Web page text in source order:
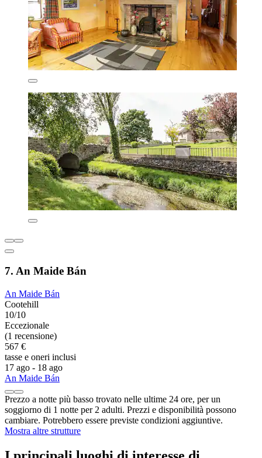
7. An Maide Bán
An Maide Bán
Cootehill
10/10
Eccezionale
(1 recensione)
567 €
tasse e oneri inclusi
17 ago - 18 ago
An Maide Bán
Prezzo a notte più basso trovato nelle ultime 24 ore, per un
soggiorno di 1 notte per 2 adulti. Prezzi e disponibilità possono
cambiare. Potrebbero essere previste condizioni aggiuntive.
Mostra altre strutture